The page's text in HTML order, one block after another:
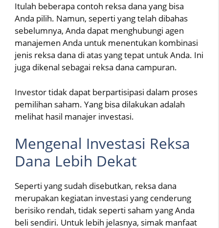
Itulah beberapa contoh reksa dana yang bisa
Anda pilih. Namun, seperti yang telah dibahas
sebelumnya, Anda dapat menghubungi agen
manajemen Anda untuk menentukan kombinasi
jenis reksa dana di atas yang tepat untuk Anda. Ini
juga dikenal sebagai reksa dana campuran.
Investor tidak dapat berpartisipasi dalam proses
pemilihan saham. Yang bisa dilakukan adalah
melihat hasil manajer investasi.
Mengenal Investasi Reksa
Dana Lebih Dekat
Seperti yang sudah disebutkan, reksa dana
merupakan kegiatan investasi yang cenderung
berisiko rendah, tidak seperti saham yang Anda
beli sendiri. Untuk lebih jelasnya, simak manfaat